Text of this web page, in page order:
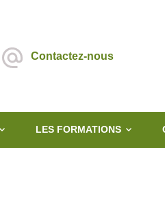
Contactez-nous
LES FORMATIONS